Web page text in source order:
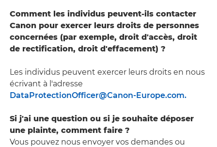
Comment les individus peuvent-ils contacter
Canon pour exercer leurs droits de personnes
concernées (par exemple, droit d'accès, droit
de rectification, droit d'effacement) ?
Les individus peuvent exercer leurs droits en nous
écrivant à l'adresse
DataProtectionOfficer@Canon-Europe.com.
Si j'ai une question ou si je souhaite déposer
une plainte, comment faire ?
Vous pouvez nous envoyer vos demandes ou